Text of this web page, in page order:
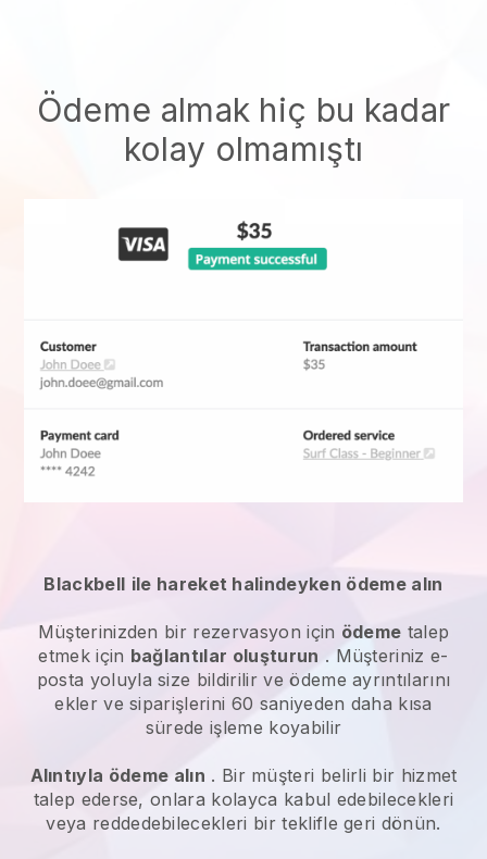
Ödeme almak hiç bu kadar
kolay olmamıştı
Blackbell ile hareket halindeyken ödeme alın
Müşterinizden bir rezervasyon için ödeme talep
etmek için bağlantılar oluşturun . Müşteriniz e-
posta yoluyla size bildirilir ve ödeme ayrıntılarını
ekler ve siparişlerini 60 saniyeden daha kısa
sürede işleme koyabilir
Alıntıyla ödeme alın . Bir müşteri belirli bir hizmet
talep ederse, onlara kolayca kabul edebilecekleri
veya reddedebilecekleri bir teklifle geri dönün.